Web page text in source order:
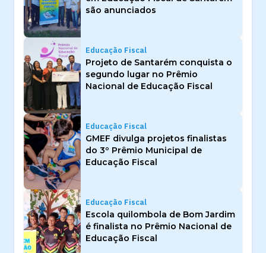
são anunciados
Educação Fiscal
Projeto de Santarém conquista o
segundo lugar no Prêmio
Nacional de Educação Fiscal
Educação Fiscal
GMEF divulga projetos finalistas
do 3º Prêmio Municipal de
Educação Fiscal
Educação Fiscal
Escola quilombola de Bom Jardim
é finalista no Prêmio Nacional de
Educação Fiscal